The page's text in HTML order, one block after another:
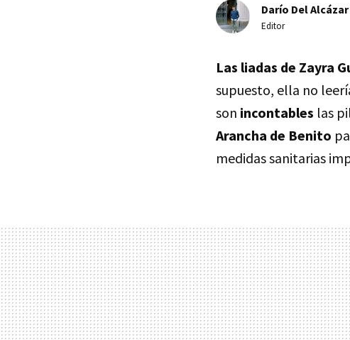
Darío Del Alcázar
Editor
Las liadas de Zayra
supuesto, ella no
son incontables las
Arancha de Benito
medidas sanitarias